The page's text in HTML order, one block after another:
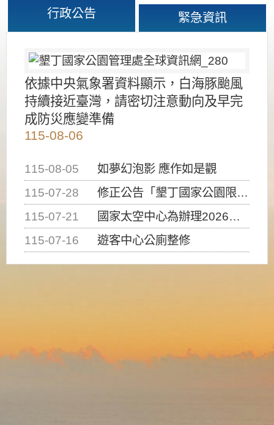
行政公告 緊急資訊
依據中央氣象署資料顯示，白海豚颱風
持續接近臺灣，請密切注意動向及早完
成防災應變準備
115-08-06
115-08-05
如夢幻泡影 應作如是觀
115-07-28
修正公告「墾丁國家公園限制水域遊憩活動之種類、範圍、時間及行為」，自即日生效。
115-07-21
國家太空中心為辦理2026台灣盃火箭競賽，陸、海、空域警戒及協調相關事宜，因颱風備案事宜
115-07-16
遊客中心公廁整修